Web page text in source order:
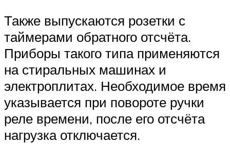
Также выпускаются розетки с
таймерами обратного отсчёта.
Приборы такого типа применяются
на стиральных машинах и
электроплитах. Необходимое время
указывается при повороте ручки
реле времени, после его отсчёта
нагрузка отключается.